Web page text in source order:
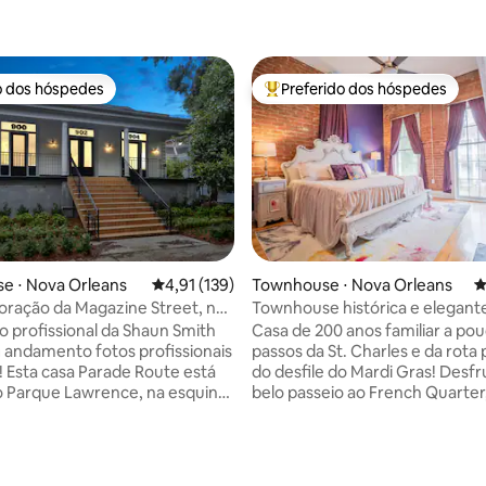
dos hóspedes
dos hóspedes
⋅ Nova Orleans 4,91 de uma avaliação média de 5, 139
4,91 (139)
da Magazine Street, na
profissional da Shaun Smith
andamento fotos profissionais
casa Parade Route está
Parque Lawrence, na esquina
Entre os melhores preferidos
Preferido dos hóspedes
Townhouse ⋅ Nova Orleans
Townhouse histórica e
para o bonde
Casa de 200 anos familiar a
passos da St. Charles e da rota
do desfile do Mardi Gras!
belo passeio ao French